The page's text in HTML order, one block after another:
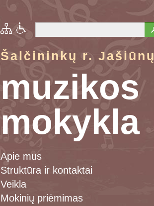
Šalčininkų r. Jašiūnų
muzikos
mokykla
Apie mus
Struktūra ir kontaktai
Veikla
Mokinių priėmimas